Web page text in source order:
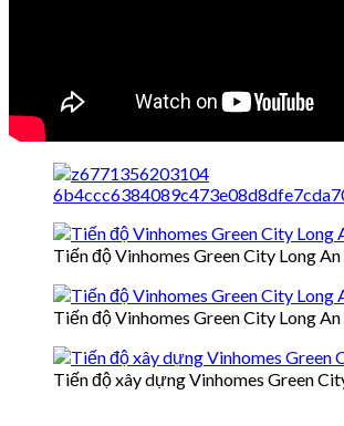
Tiến độ Vinhomes Green City Long An
Tiến độ Vinhomes Green City Long An
Tiến độ xây dựng Vinhomes Green